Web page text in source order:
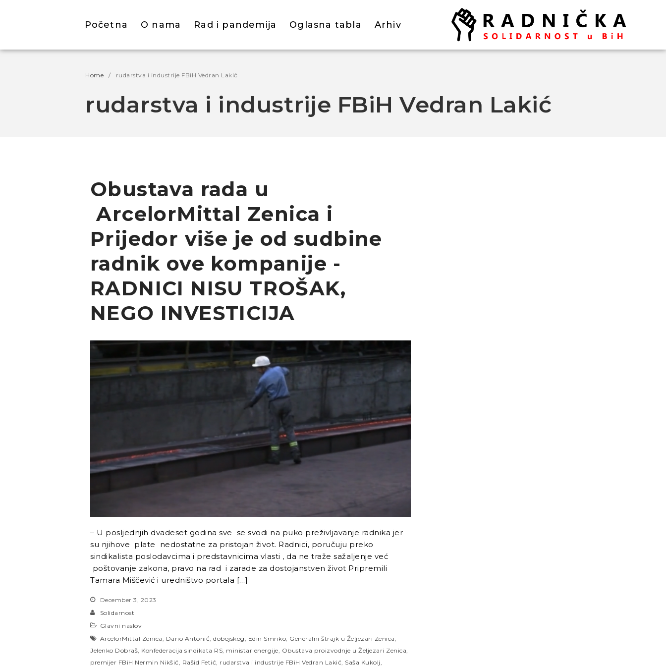
Početna O nama Rad i pandemija Oglasna tabla Arhiv
Home / rudarstva i industrije FBiH Vedran Lakić
rudarstva i industrije FBiH Vedran Lakić
Obustava rada u
ArcelorMittal Zenica i
Prijedor više je od sudbine
radnik ove kompanije -
RADNICI NISU TROŠAK,
NEGO INVESTICIJA
– U posljednjih dvadeset godina sve se svodi na puko preživljavanje radnika jer
su njihove plate nedostatne za pristojan život. Radnici, poručuju preko
sindikalista poslodavcima i predstavnicima vlasti , da ne traže sažaljenje već
poštovanje zakona, pravo na rad i zarade za dostojanstven život Pripremili
Tamara Miščević i uredništvo portala […]
December 3, 2023
Solidarnost
Glavni naslov
ArcelorMittal Zenica, Dario Antonić, dobojskog, Edin Smriko, Generalni štrajk u Željezari Zenica,
Jelenko Dobraš, Konfederacija sindikata RS, ministar energije, Obustava proizvodnje u Željezari Zenica,
premijer FBiH Nermin Nikšić, Rašid Fetić, rudarstva i industrije FBiH Vedran Lakić, Saša Kukolj,